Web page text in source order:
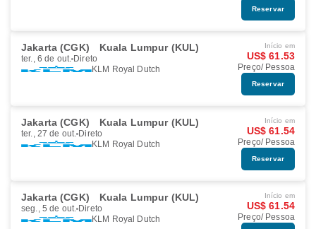
Reservar
Jakarta (CGK) Kuala Lumpur (KUL)
ter., 6 de out. Direto
KLM Royal Dutch
Início em
US$ 61.53
Preço/ Pessoa
Reservar
Jakarta (CGK) Kuala Lumpur (KUL)
ter., 27 de out. Direto
KLM Royal Dutch
Início em
US$ 61.54
Preço/ Pessoa
Reservar
Jakarta (CGK) Kuala Lumpur (KUL)
seg., 5 de out. Direto
KLM Royal Dutch
Início em
US$ 61.54
Preço/ Pessoa